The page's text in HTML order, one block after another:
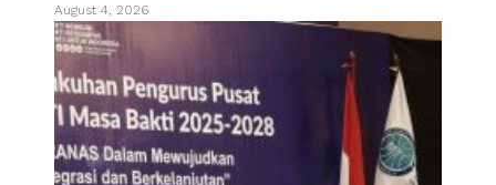
August 4, 2026